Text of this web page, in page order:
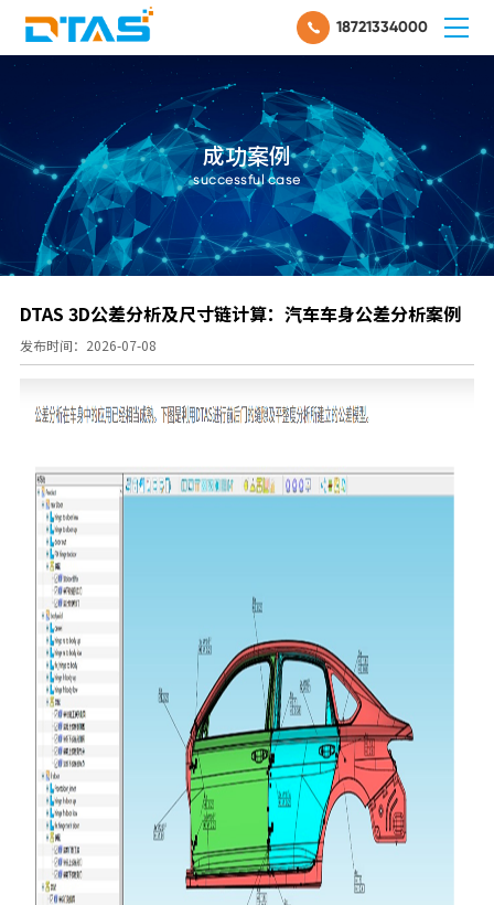
18721334000
成功案例
successful case
DTAS 3D公差分析及尺寸链计算：汽车车身公差分析案例
发布时间：2026-07-08